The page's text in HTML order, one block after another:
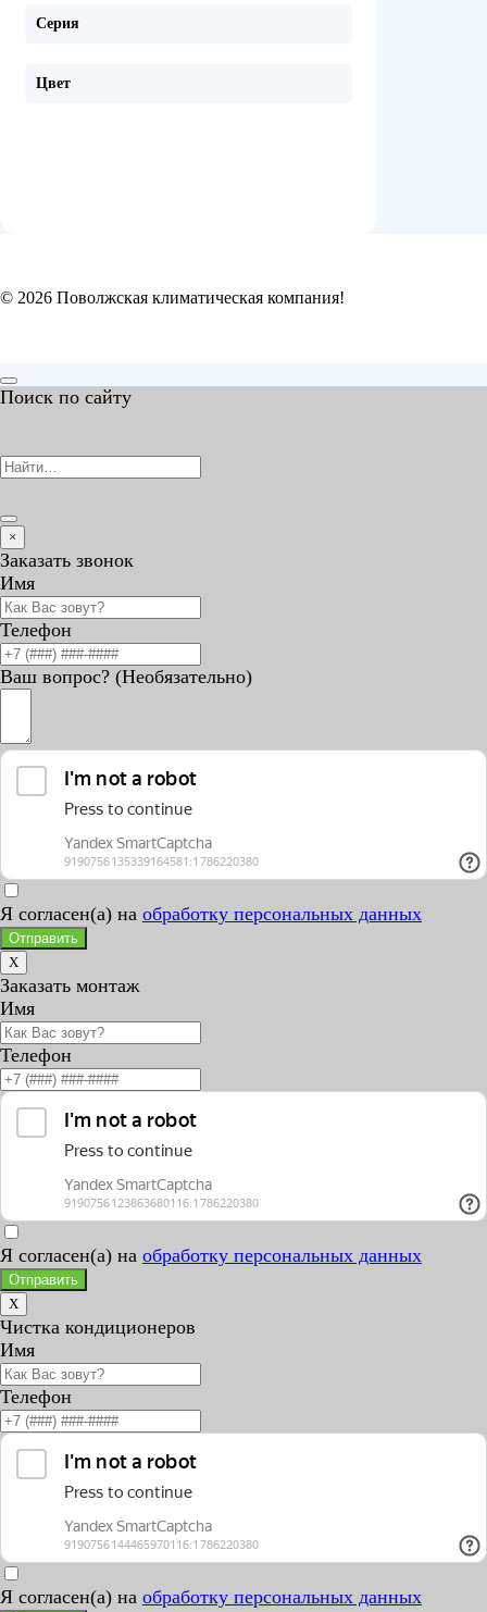
Серия
Цвет
© 2026 Поволжская климатическая компания!
Поиск по сайту
×
Заказать звонок
Имя
Телефон
Ваш вопрос? (Необязательно)
Я согласен(а) на обработку персональных данных
Отправить
X
Заказать монтаж
Имя
Телефон
Я согласен(а) на обработку персональных данных
Отправить
X
Чистка кондиционеров
Имя
Телефон
Я согласен(а) на обработку персональных данных